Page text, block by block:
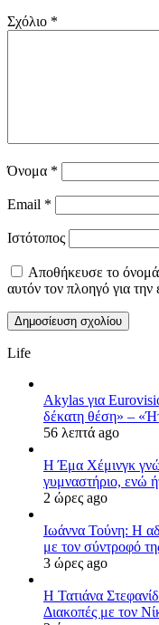
Σχόλιο *
Όνομα *
Email *
Ιστότοπος
Αποθήκευσε το
αυτόν τον πλοηγό για
Life
Akylas για
δέκατη θέση» –
56 λεπτά ago
Η Έμα Χέμινγκ
γυμναστήριο, ενώ
2 ώρες ago
Ιωάννα Τούνη: Η
με τον σύντροφό
3 ώρες ago
Η Τατιάνα
Διακοπές με τον